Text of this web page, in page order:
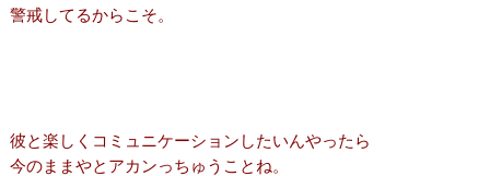
警戒してるからこそ。
彼と楽しくコミュニケーションしたいんやったら
今のままやとアカンっちゅうことね。